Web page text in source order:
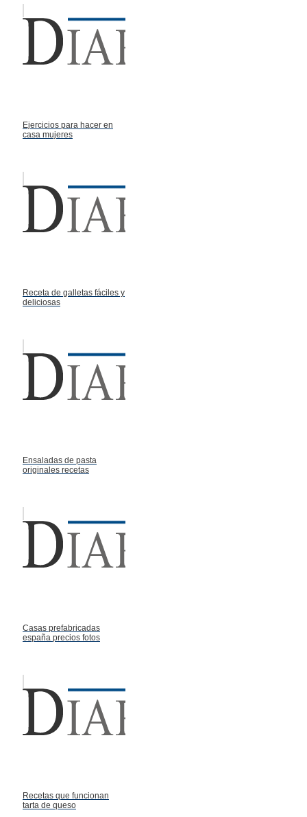
Ejercicios para hacer en
casa mujeres
Receta de galletas fáciles y
deliciosas
Ensaladas de pasta
originales recetas
Casas prefabricadas
españa precios fotos
Recetas que funcionan
tarta de queso